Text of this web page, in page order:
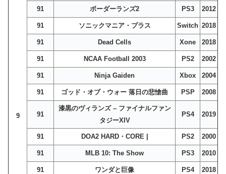
9
91 ボーダーランズ2 PS3 2012
91 ソニックマニア・プラス Switch 2018
91 Dead Cells Xone 2018
91 NCAA Football 2003 PS2 2002
91 Ninja Gaiden Xbox 2004
91 ゴッド・オブ・ウォー 落日の悲愴曲 PSP 2008
91
漆黒のヴィランズ – ファイナルファン
タジーXIV
PS4 2019
91 DOA2 HARD・CORE | PS2 2000
91 MLB 10: The Show PS3 2010
91 ワンダと巨像 PS4 2018